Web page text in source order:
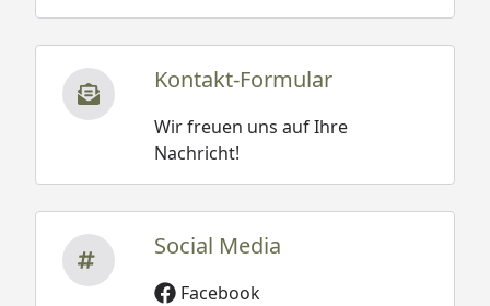
Kontakt-Formular
Wir freuen uns auf Ihre
Nachricht!
Social Media
Facebook